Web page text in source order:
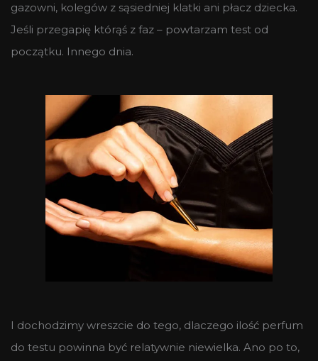
gazowni, kolegów z sąsiedniej klatki ani płacz dziecka.
Jeśli przegapię którąś z faz – powtarzam test od
początku. Innego dnia.
I dochodzimy wreszcie do tego, dlaczego ilość perfum
do testu powinna być relatywnie niewielka. Ano po to,